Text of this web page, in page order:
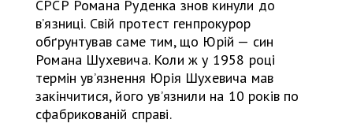
СРСР Романа Руденка знов кинули до
вʼязниці. Свій протест генпрокурор
обґрунтував саме тим, що Юрій — син
Романа Шухевича. Коли ж у 1958 році
термін увʼязнення Юрія Шухевича мав
закінчитися, його увʼязнили на 10 років по
сфабрикованій справі.